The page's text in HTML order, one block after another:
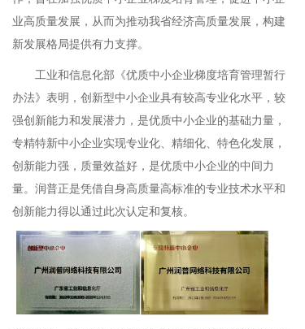
业高质量发展，从而为推动我省经济高质量发展，构建
新发展格局提供有力支撑。
工业和信息化部《优质中小企业梯度培育管理暂行
办法》表明，创新型中小企业具有较高专业化水平，较
强创新能力和发展潜力，是优质中小企业的基础力量，
专精特新中小企业实现专业化、精细化、特色化发展，
创新能力强，质量效益好，是优质中小企业的中间力
量。润普正是凭借自身高质量高标准的专业技术水平和
创新能力得以通过此次认定和复核。